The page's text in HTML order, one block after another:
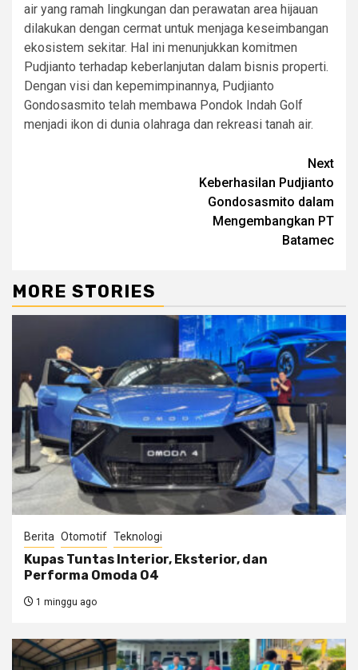
air yang ramah lingkungan dan perawatan area hijauan
dilakukan dengan cermat untuk menjaga keseimbangan
ekosistem sekitar. Hal ini menunjukkan komitmen
Pudjianto terhadap keberlanjutan dalam bisnis properti.
Dengan visi dan kepemimpinannya, Pudjianto
Gondosasmito telah membawa Pondok Indah Golf
menjadi ikon di dunia olahraga dan rekreasi tanah air.
Next
Keberhasilan Pudjianto
Gondosasmito dalam
Mengembangkan PT
Batamec
MORE STORIES
Berita Otomotif Teknologi
Kupas Tuntas Interior, Eksterior, dan
Performa Omoda O4
1 minggu ago